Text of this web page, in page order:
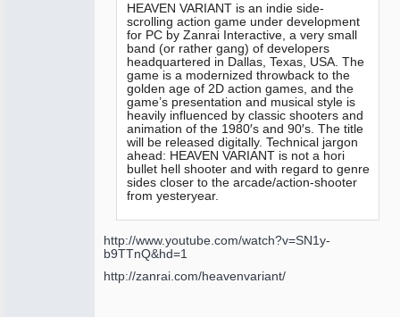
HEAVEN VARIANT is an indie side-
scrolling action game under development
for PC by Zanrai Interactive, a very small
band (or rather gang) of developers
headquartered in Dallas, Texas, USA. The
game is a modernized throwback to the
golden age of 2D action games, and the
game’s presentation and musical style is
heavily influenced by classic shooters and
animation of the 1980′s and 90′s. The title
will be released digitally. Technical jargon
ahead: HEAVEN VARIANT is not a hori
bullet hell shooter and with regard to genre
sides closer to the arcade/action-shooter
from yesteryear.
http://www.youtube.com/watch?v=SN1y-
b9TTnQ&hd=1
http://zanrai.com/heavenvariant/